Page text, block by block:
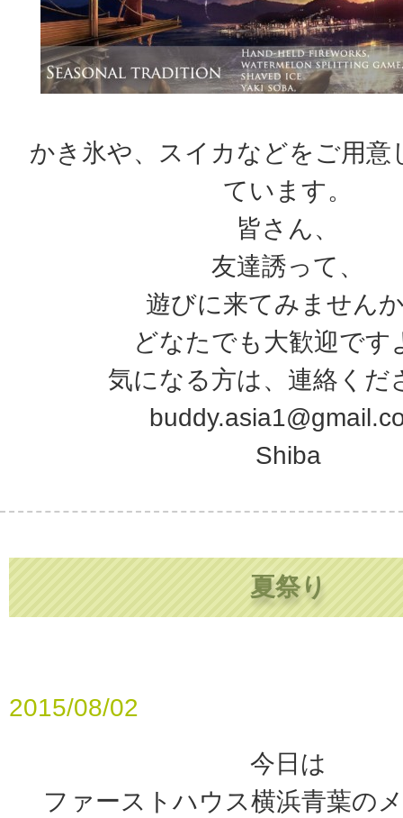
かき氷や、スイカなどをご用意
ています。
皆さん、
友達誘って、
遊びに来てみません
どなたでも大歓迎です
気になる方は、連絡くだ
Shiba
夏祭り
2015/08/02
今日は
ファーストハウス横浜青葉の